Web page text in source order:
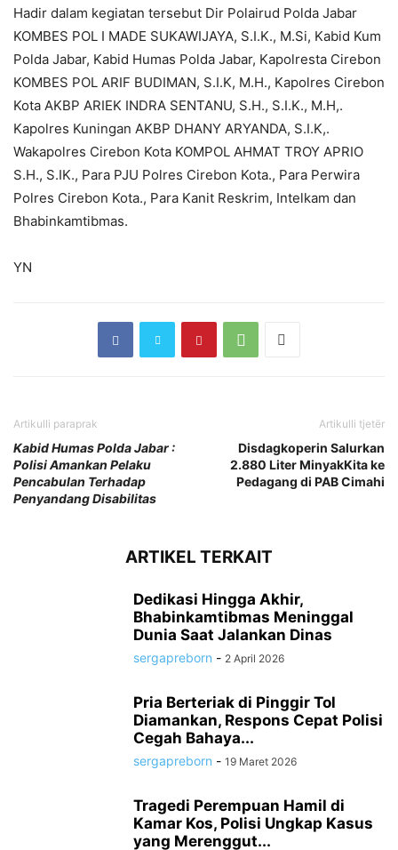
Hadir dalam kegiatan tersebut Dir Polairud Polda Jabar
KOMBES POL I MADE SUKAWIJAYA, S.I.K., M.Si, Kabid Kum
Polda Jabar, Kabid Humas Polda Jabar, Kapolresta Cirebon
KOMBES POL ARIF BUDIMAN, S.I.K, M.H., Kapolres Cirebon
Kota AKBP ARIEK INDRA SENTANU, S.H., S.I.K., M.H,.
Kapolres Kuningan AKBP DHANY ARYANDA, S.I.K,.
Wakapolres Cirebon Kota KOMPOL AHMAT TROY APRIO
S.H., S.IK., Para PJU Polres Cirebon Kota., Para Perwira
Polres Cirebon Kota., Para Kanit Reskrim, Intelkam dan
Bhabinkamtibmas.
YN
Artikulli paraprak
Kabid Humas Polda Jabar :
Polisi Amankan Pelaku
Pencabulan Terhadap
Penyandang Disabilitas
Artikulli tjetër
Disdagkoperin Salurkan
2.880 Liter MinyakKita ke
Pedagang di PAB Cimahi
ARTIKEL TERKAIT
Dedikasi Hingga Akhir,
Bhabinkamtibmas Meninggal
Dunia Saat Jalankan Dinas
sergapreborn - 2 April 2026
Pria Berteriak di Pinggir Tol
Diamankan, Respons Cepat Polisi
Cegah Bahaya...
sergapreborn - 19 Maret 2026
Tragedi Perempuan Hamil di
Kamar Kos, Polisi Ungkap Kasus
yang Merenggut...